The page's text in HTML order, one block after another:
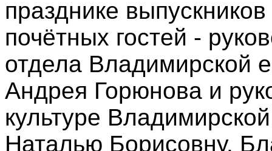
празднике
почётных гостей -
отдела Владимирской
Андрея Горюнова и
культуре
Наталью Борисовну.